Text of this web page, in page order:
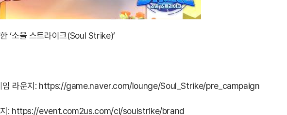
‘소울 스트라이크(Soul Strike)’
라운지: https://game.naver.com/lounge/Soul_Strike/pre_campaign
: https://event.com2us.com/ci/soulstrike/brand